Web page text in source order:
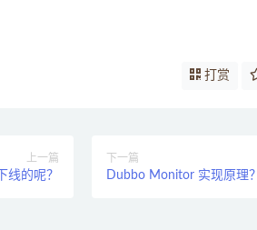
打赏
上一篇
线的呢？
下一篇
Dubbo Monitor 实现原理？